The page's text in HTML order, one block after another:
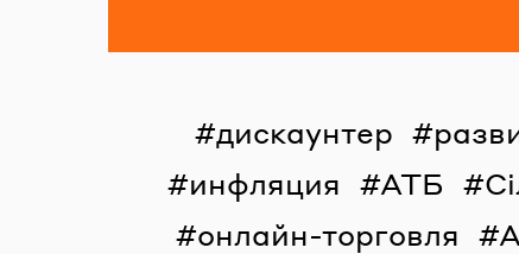
дискаунтер
инфляция
АТБ
онлайн-торговля